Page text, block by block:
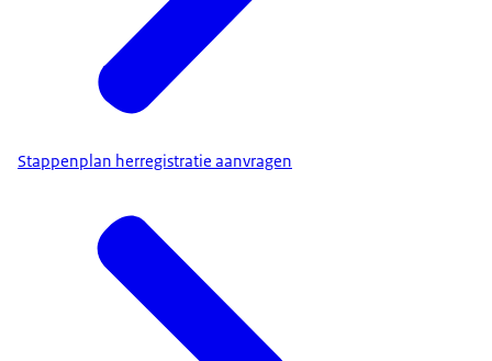
Stappenplan herregistratie aanvragen